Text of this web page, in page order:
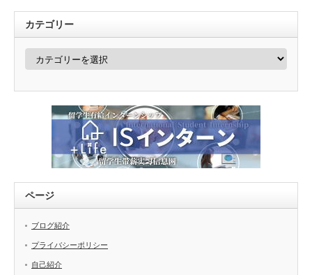
カテゴリー
カ
ー
ページ
ブログ紹介
プライバシーポリシー
自己紹介